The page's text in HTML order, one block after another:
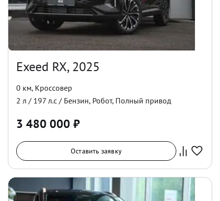
Exeed RX, 2025
0 км, Кроссовер
2 л / 197 л.с / Бензин, Робот, Полный привод
3 480 000 ₽
Оставить заявку